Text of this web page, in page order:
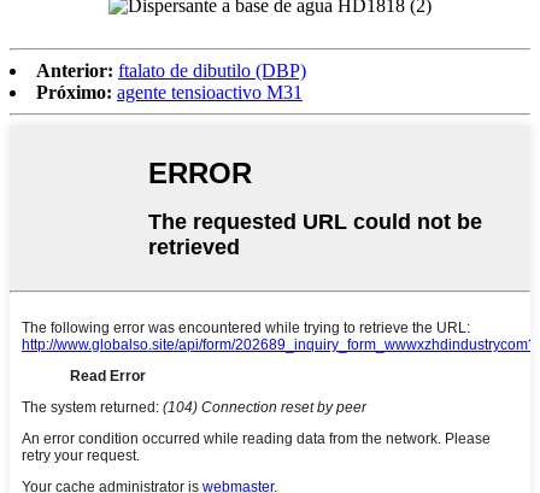
Anterior: ftalato de dibutilo (DBP)
Próximo: agente tensioactivo M31